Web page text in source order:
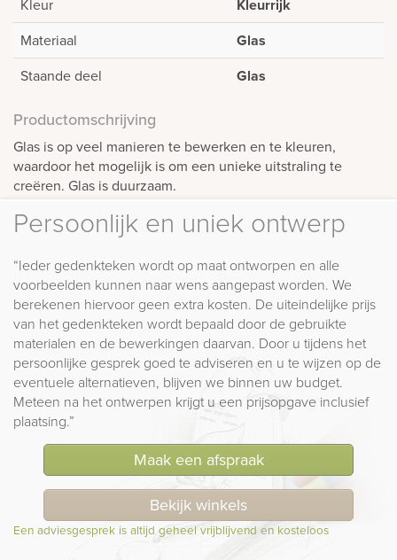
Kleur
Kleurrijk
Materiaal Glas
Staande deel Glas
Productomschrijving
Glas is op veel manieren te bewerken en te kleuren,
waardoor het mogelijk is om een unieke uitstraling te
creëren. Glas is duurzaam.
Persoonlijk en uniek ontwerp
“Ieder gedenkteken wordt op maat ontworpen en alle
voorbeelden kunnen naar wens aangepast worden. We
berekenen hiervoor geen extra kosten. De uiteindelijke prijs
van het gedenkteken wordt bepaald door de gebruikte
materialen en de bewerkingen daarvan. Door u tijdens het
persoonlijke gesprek goed te adviseren en u te wijzen op de
eventuele alternatieven, blijven we binnen uw budget.
Meteen na het ontwerpen krijgt u een prijsopgave inclusief
plaatsing.”
Maak een afspraak
Bekijk winkels
Een adviesgesprek is altijd geheel vrijblijvend en kosteloos